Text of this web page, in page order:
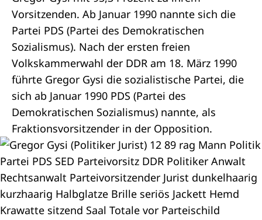
Vorsitzenden. Ab Januar 1990 nannte sich die
Partei PDS (Partei des Demokratischen
Sozialismus). Nach der ersten freien
Volkskammerwahl der DDR am 18. März 1990
führte Gregor Gysi die sozialistische Partei, die
sich ab Januar 1990 PDS (Partei des
Demokratischen Sozialismus) nannte, als
Fraktionsvorsitzender in der Opposition.